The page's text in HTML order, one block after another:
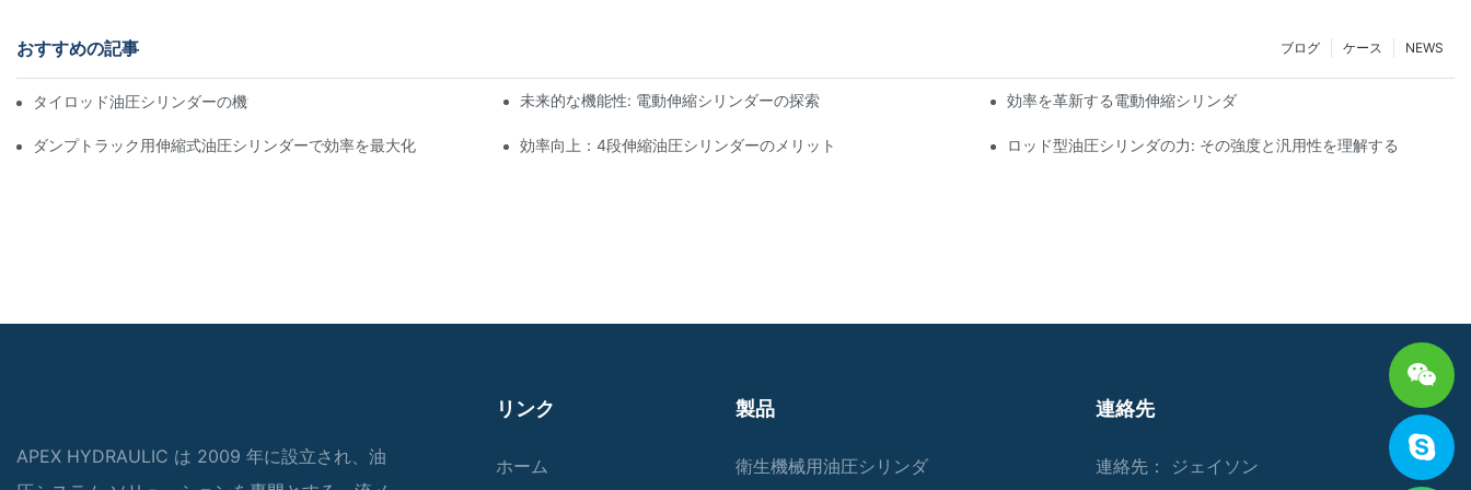
おすすめの記事 NEWS
ケース
ブログ
タイロッド油圧シリンダーの機能と重要性を理解する 未来的な機能性: 電動伸縮シリンダーの探索 効率を革新する電動伸縮シリンダ
ダンプトラック用伸縮式油圧シリンダーで効率を最大化 効率向上：4段伸縮油圧シリンダーのメリット ロッド型油圧シリンダの力: その強度と汎用性を理解する
APEX HYDRAULIC は 2009 年に設立され、油
リンク
ホーム
製品
衛生機械用油圧シリンダ
連絡先
連絡先： ジェイソン